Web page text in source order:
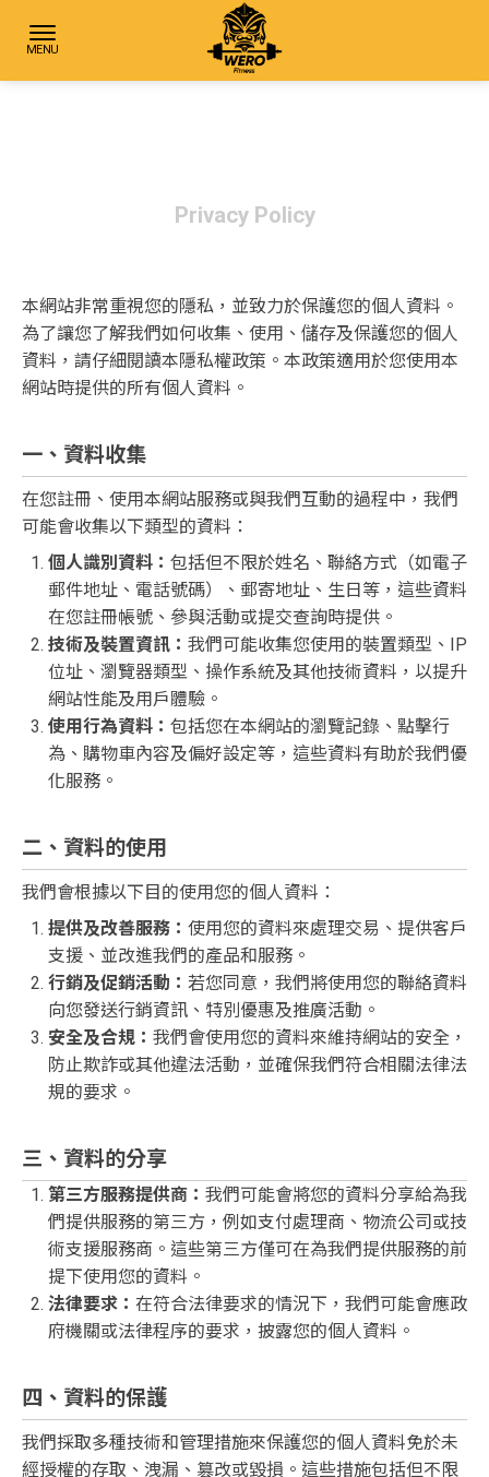
Privacy Policy
本網站非常重視您的隱私，並致力於保護您的個人資料。
為了讓您了解我們如何收集、使用、儲存及保護您的個人
資料，請仔細閱讀本隱私權政策。本政策適用於您使用本
網站時提供的所有個人資料。
一、資料收集
在您註冊、使用本網站服務或與我們互動的過程中，我們
可能會收集以下類型的資料：
個人識別資料： 包括但不限於姓名、聯絡方式（如電子
郵件地址、電話號碼）、郵寄地址、生日等，這些資料
在您註冊帳號、參與活動或提交查詢時提供。
技術及裝置資訊： 我們可能收集您使用的裝置類型、IP
位址、瀏覽器類型、操作系統及其他技術資料，以提升
網站性能及用戶體驗。
使用行為資料： 包括您在本網站的瀏覽記錄、點擊行
為、購物車內容及偏好設定等，這些資料有助於我們優
化服務。
二、資料的使用
我們會根據以下目的使用您的個人資料：
提供及改善服務： 使用您的資料來處理交易、提供客戶
支援、並改進我們的產品和服務。
行銷及促銷活動： 若您同意，我們將使用您的聯絡資料
向您發送行銷資訊、特別優惠及推廣活動。
安全及合規： 我們會使用您的資料來維持網站的安全，
防止欺詐或其他違法活動，並確保我們符合相關法律法
規的要求。
三、資料的分享
第三方服務提供商： 我們可能會將您的資料分享給為我
們提供服務的第三方，例如支付處理商、物流公司或技
術支援服務商。這些第三方僅可在為我們提供服務的前
提下使用您的資料。
法律要求： 在符合法律要求的情況下，我們可能會應政
府機關或法律程序的要求，披露您的個人資料。
四、資料的保護
我們採取多種技術和管理措施來保護您的個人資料免於未
經授權的存取、洩漏、篡改或毀損。這些措施包括但不限